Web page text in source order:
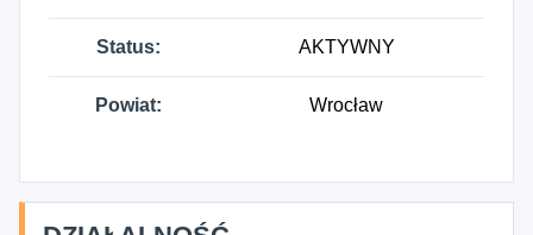
Status: AKTYWNY
Powiat: Wrocław